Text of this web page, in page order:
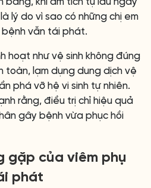
lý do vì sao có những chị em
bệnh vẫn tái phát.
hoạt như vệ sinh không đúng
toàn, lạm dụng dung dịch vệ
phá vỡ hệ vi sinh tự nhiên.
rằng, điều trị chỉ hiệu quả
gây bệnh vừa phục hồi
gặp của viêm phụ
phát